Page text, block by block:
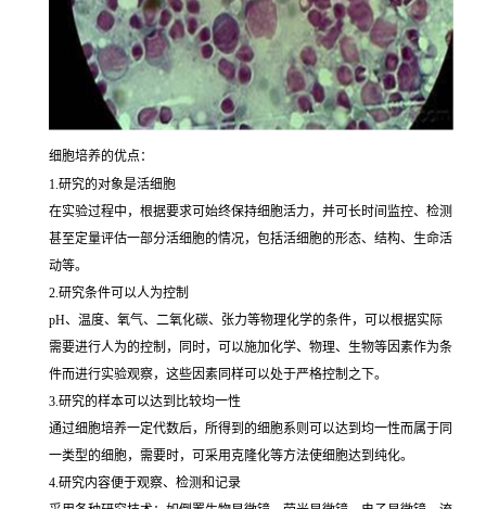
细胞培养的优点：
1.研究的对象是活细胞
在实验过程中，根据要求可始终保持细胞活力，并可长时间监控、检测
甚至定量评估一部分活细胞的情况，包括活细胞的形态、结构、生命活
动等。
2.研究条件可以人为控制
pH、温度、氧气、二氧化碳、张力等物理化学的条件，可以根据实际
需要进行人为的控制，同时，可以施加化学、物理、生物等因素作为条
件而进行实验观察，这些因素同样可以处于严格控制之下。
3.研究的样本可以达到比较均一性
通过细胞培养一定代数后，所得到的细胞系则可以达到均一性而属于同
一类型的细胞，需要时，可采用克隆化等方法使细胞达到纯化。
4.研究内容便于观察、检测和记录